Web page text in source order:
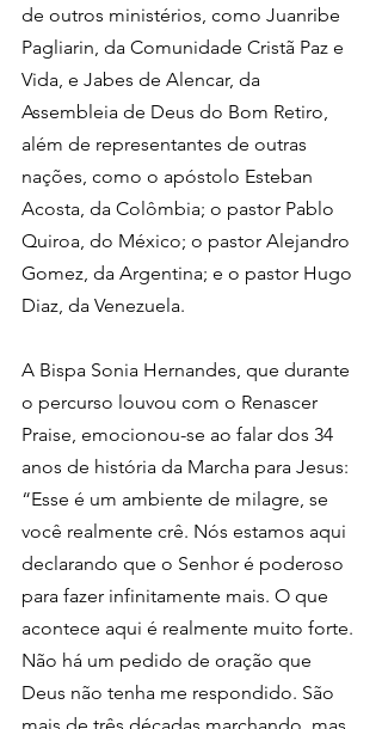
de outros ministérios, como Juanribe
Pagliarin, da Comunidade Cristã Paz e
Vida, e Jabes de Alencar, da
Assembleia de Deus do Bom Retiro,
além de representantes de outras
nações, como o apóstolo Esteban
Acosta, da Colômbia; o pastor Pablo
Quiroa, do México; o pastor Alejandro
Gomez, da Argentina; e o pastor Hugo
Diaz, da Venezuela.
A Bispa Sonia Hernandes, que durante
o percurso louvou com o Renascer
Praise, emocionou-se ao falar dos 34
anos de história da Marcha para Jesus:
“Esse é um ambiente de milagre, se
você realmente crê. Nós estamos aqui
declarando que o Senhor é poderoso
para fazer infinitamente mais. O que
acontece aqui é realmente muito forte.
Não há um pedido de oração que
Deus não tenha me respondido. São